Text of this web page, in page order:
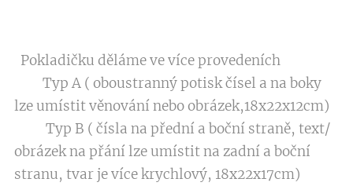
Pokladičku děláme ve více provedeních
Typ A ( oboustranný potisk čísel a na boky
lze umístit věnování nebo obrázek,18x22x12cm)
Typ B ( čísla na přední a boční straně, text/
obrázek na přání lze umístit na zadní a boční
stranu, tvar je více krychlový, 18x22x17cm)